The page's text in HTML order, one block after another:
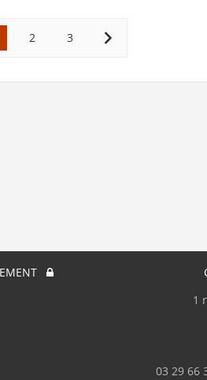
2 3
1
03 29 66